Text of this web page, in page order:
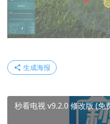
生成海报
秒看电视 v9.2.0 修改版 (免